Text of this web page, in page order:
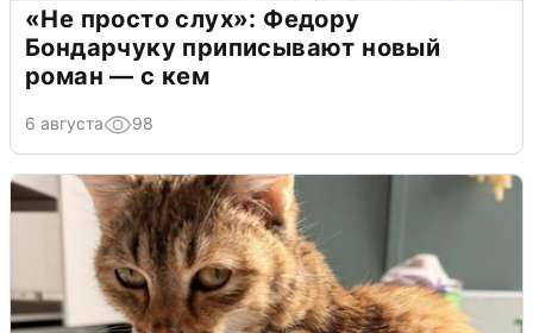
«Не просто слух»: Федору
Бондарчуку приписывают новый
роман — с кем
6 августа 98